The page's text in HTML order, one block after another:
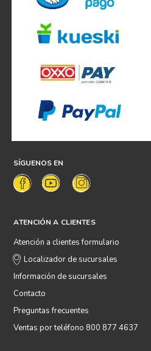
SÍGUENOS EN
ATENCIÓN A CLIENTES
Atención a clientes formulario
Localizador de sucursales
Información de sucursales
Contacto
Preguntas frecuentes
Ventas por teléfono 800 877 4637